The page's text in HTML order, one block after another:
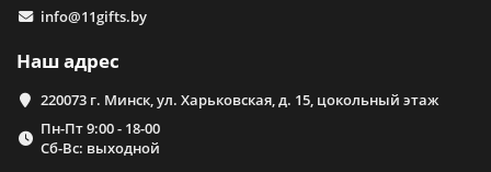
info@11gifts.by
Наш адрес
220073 г. Минск, ул. Харьковская, д. 15, цокольный этаж
Пн-Пт 9:00 - 18-00
Сб-Вс: выходной